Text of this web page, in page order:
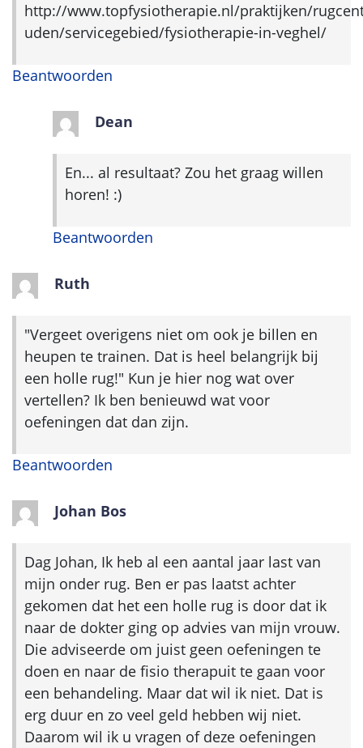
http://www.topfysiotherapie.nl/praktijken/
uden/servicegebied/fysiotherapie-in-veghel/
Beantwoorden
Dean
En... al resultaat? Zou het graag willen
horen! :)
Beantwoorden
Ruth
"Vergeet overigens niet om ook je billen en
heupen te trainen. Dat is heel belangrijk bij
een holle rug!" Kun je hier nog wat over
vertellen? Ik ben benieuwd wat voor
oefeningen dat dan zijn.
Beantwoorden
Johan Bos
Dag Johan, Ik heb al een aantal jaar last van
mijn onder rug. Ben er pas laatst achter
gekomen dat het een holle rug is door dat ik
naar de dokter ging op advies van mijn vrouw.
Die adviseerde om juist geen oefeningen te
doen en naar de fisio therapuit te gaan voor
een behandeling. Maar dat wil ik niet. Dat is
erg duur en zo veel geld hebben wij niet.
Daarom wil ik u vragen of deze oefeningen